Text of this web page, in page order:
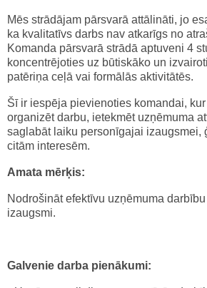
Mēs strādājam pārsvarā attālināti, jo
ka kvalitatīvs darbs nav atkarīgs no
Komanda pārsvarā strādā aptuveni 4
koncentrējoties uz būtiskāko un
patēriņa ceļā vai formālās aktivitātēs.
Šī ir iespēja pievienoties komandai,
organizēt darbu, ietekmēt uzņēmuma
saglabāt laiku personīgajai izaugsmei,
citām interesēm.
Amata mērķis:
Nodrošināt efektīvu uzņēmuma
izaugsmi.
Galvenie darba pienākumi: